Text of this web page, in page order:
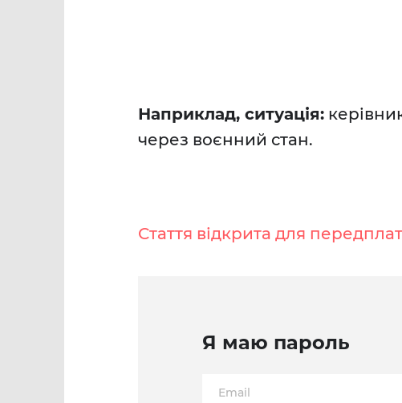
Наприклад, ситуація:
через воєнний стан.
Стаття відкрита для
Я маю пароль